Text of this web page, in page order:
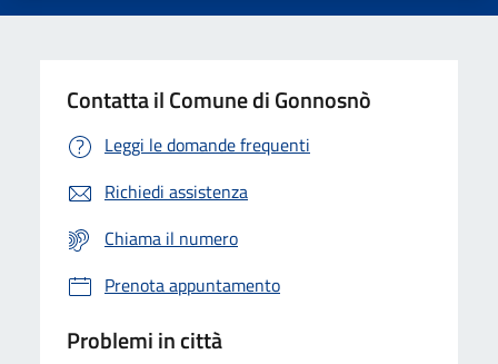
Contatta il Comune di Gonnosnò
Leggi le domande frequenti
Richiedi assistenza
Chiama il numero
Prenota appuntamento
Problemi in città